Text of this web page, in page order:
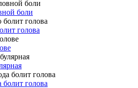
боли
голова
голова